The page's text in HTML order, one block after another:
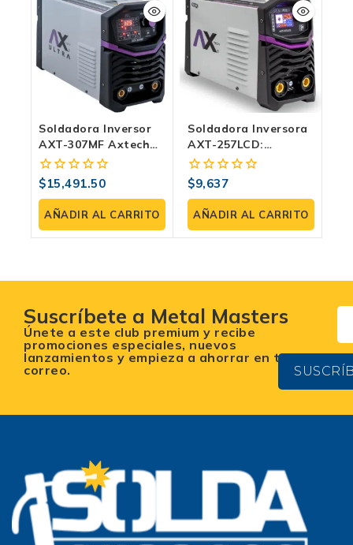
Soldadora Inversor
AXT-307MF Axtech
300 Amp Con
Electrodo Y TIG LIFT
Multifase
0
fuera
de
5
$15,491.50
AÑADIR AL CARRITO
Soldadora Inversora
AXT-257LCD:
Soldadora De
Electrodo Y TIG LIFT
Con Pantalla LCD
0
fuera
de
5
$9,637
AÑADIR AL CARRITO
Suscríbete a Metal Masters
Únete a este club premium y recibe
promociones especiales, nuevos
lanzamientos y empieza a ahorrar en tu
correo.